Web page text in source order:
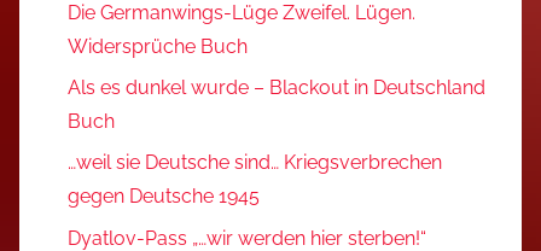
Die Germanwings-Lüge Zweifel. Lügen.
Widersprüche Buch
Als es dunkel wurde – Blackout in Deutschland
Buch
…weil sie Deutsche sind… Kriegsverbrechen
gegen Deutsche 1945
Dyatlov-Pass „…wir werden hier sterben!“